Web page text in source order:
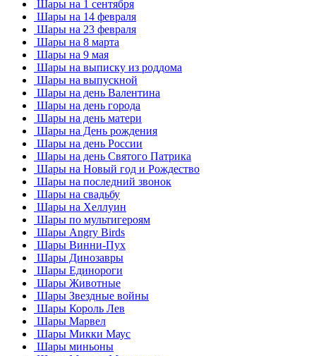
Шары на 1 сентября
Шары на 14 февраля
Шары на 23 февраля
Шары на 8 марта
Шары на 9 мая
Шары на выписку из роддома
Шары на выпускной
Шары на день Валентина
Шары на день города
Шары на день матери
Шары на День рождения
Шары на день России
Шары на день Святого Патрика
Шары на Новый год и Рождество
Шары на последний звонок
Шары на свадьбу
Шары на Хеллуин
Шары по мультигероям
Шары Angry Birds
Шары Винни-Пух
Шары Динозавры
Шары Единороги
Шары Животные
Шары Звездные войны
Шары Король Лев
Шары Марвел
Шары Микки Маус
Шары миньоны